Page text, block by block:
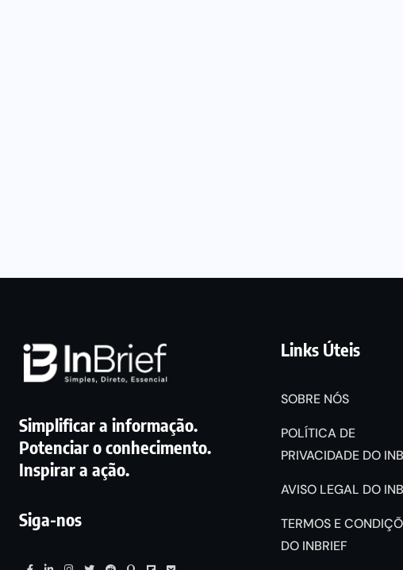
Simplificar a informação.
Potenciar o conhecimento.
Inspirar a ação.
Siga-nos
Links Úteis
SOBRE NÓS
POLÍTICA DE
PRIVACIDADE DO
AVISO LEGAL DO
TERMOS E
DO INBRIEF